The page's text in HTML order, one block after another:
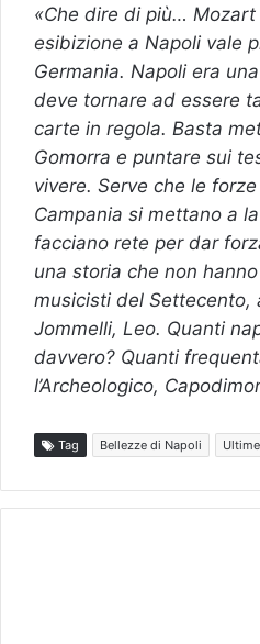
«Che dire di più… Mozart
esibizione a Napoli vale
Germania. Napoli era
deve tornare ad essere
carte in regola. Basta
Gomorra e puntare sui
vivere. Serve che le
Campania si mettano a
facciano rete per dar
una storia che non
musicisti del Settecento,
Jommelli, Leo. Quanti
davvero? Quanti
l’Archeologico,
Tag Bellezze di Napoli